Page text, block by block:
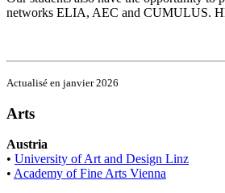
networks ELIA, AEC and CUMULUS.
Actualisé en janvier 2026
Arts
Austria
• University of Art and Design Linz
• Academy of Fine Arts Vienna